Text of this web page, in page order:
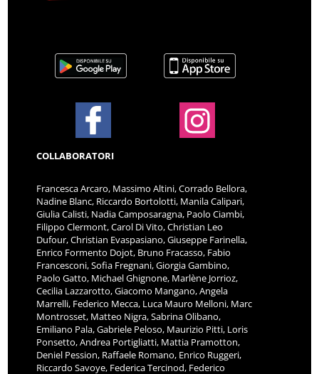
COLLABORATORI
Francesca Arcaro, Massimo Altini, Corrado Bellora,
Nadine Blanc, Riccardo Bortolotti, Manila Calipari,
Giulia Calisti, Nadia Camposaragna, Paolo Ciambi,
Filippo Clermont, Carol Di Vito, Christian Leo
Dufour, Christian Evaspasiano, Giuseppe Farinella,
Enrico Formento Dojot, Bruno Fracasso, Fabio
Francesconi, Sofia Fregnani, Giorgia Gambino,
Paolo Gatto, Michael Ghignone, Marlène Jorrioz,
Cecilia Lazzarotto, Giacomo Mangano, Angela
Marrelli, Federico Mecca, Luca Mauro Melloni, Marc
Montrosset, Matteo Nigra, Sabrina Olibano,
Emiliano Pala, Gabriele Peloso, Maurizio Pitti, Loris
Ponsetto, Andrea Portigliatti, Mattia Pramotton,
Deniel Pession, Raffaele Romano, Enrico Ruggeri,
Riccardo Savoye, Federica Tercinod, Federico